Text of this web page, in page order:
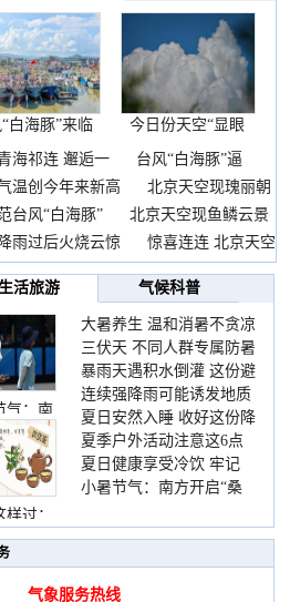
白海豚”来临
前
今日份天空“显眼
包”
海祁连 邂逅一
台风“白海豚”逼
温创今年来新高
北京天空现瑰丽朝
台风“白海豚”
北京天空现鱼鳞云景
雨过后火烧云惊
惊喜连连 北京天空
活旅游
气候科普
气：南
过：
大暑养生 温和消暑不贪凉
三伏天 不同人群专属防暑
要点请收好
暴雨天遇积水倒灌 这份避
险提示请收好
连续强降雨可能诱发地质
灾害 这些前兆要知道
夏日安然入睡 收好这份降
温小贴士
夏季户外活动注意这6点
防暑健身两不误
夏日健康享受冷饮 牢记
“两注意一控制”
小暑节气：南方开启“桑
季
气象服务热线